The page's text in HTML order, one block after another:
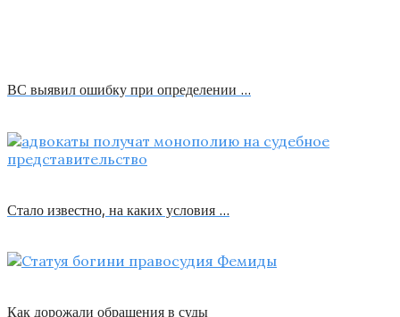
ВС выявил ошибку при определении …
Стало известно, на каких условия …
Как дорожали обращения в суды